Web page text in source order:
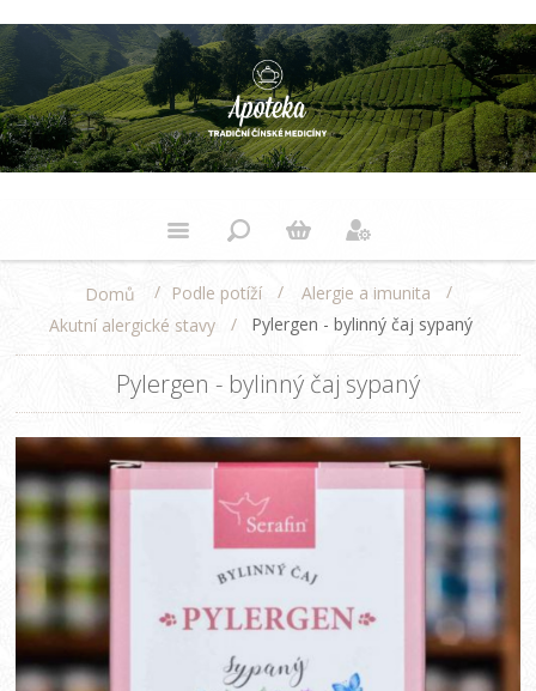
Domů / Podle potíží / Alergie a imunita
/
Akutní alergické stavy
/ Pylergen - bylinný čaj sypaný
Pylergen - bylinný čaj sypaný